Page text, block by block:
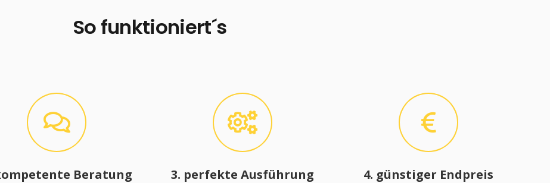
So funktioniert´s
Beratung 3. perfekte Ausführung 4. günstiger Endpreis